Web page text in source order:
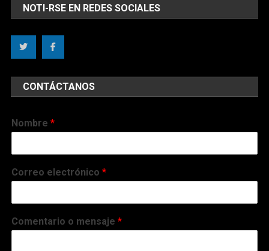
NOTI-RSE EN REDES SOCIALES
CONTÁCTANOS
Nombre*
Correo electrónico*
Comentario o mensaje*